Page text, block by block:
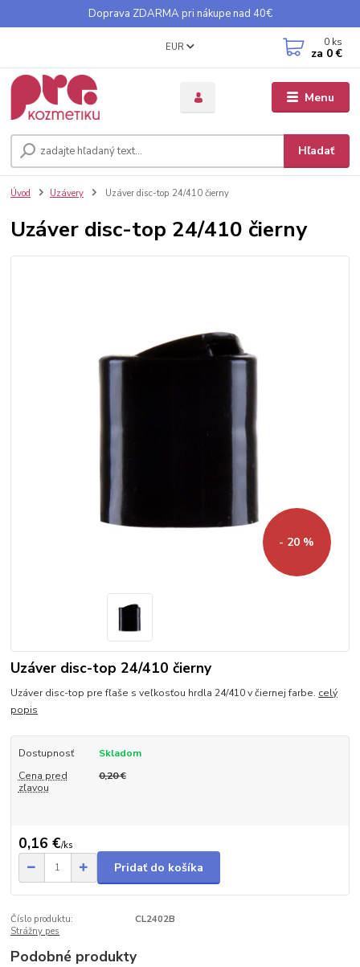
Doprava ZDARMA pri nákupe nad 40€
Menu
EUR
Hľadať
0 ks
za 0 €
Úvod Uzávery Uzáver disc-top 24/410 čierny
Uzáver disc-top 24/410 čierny
- 20 %
Uzáver disc-top 24/410 čierny
Uzáver disc-top pre fľaše s veľkosťou hrdla 24/410 v čiernej farbe. celý
popis
Dostupnosť
Skladom
Cena pred
zľavou
0,20 €
0,16 €/ks
Pridať do košíka
Číslo produktu:
CL2402B
Strážny pes
Podobné produkty